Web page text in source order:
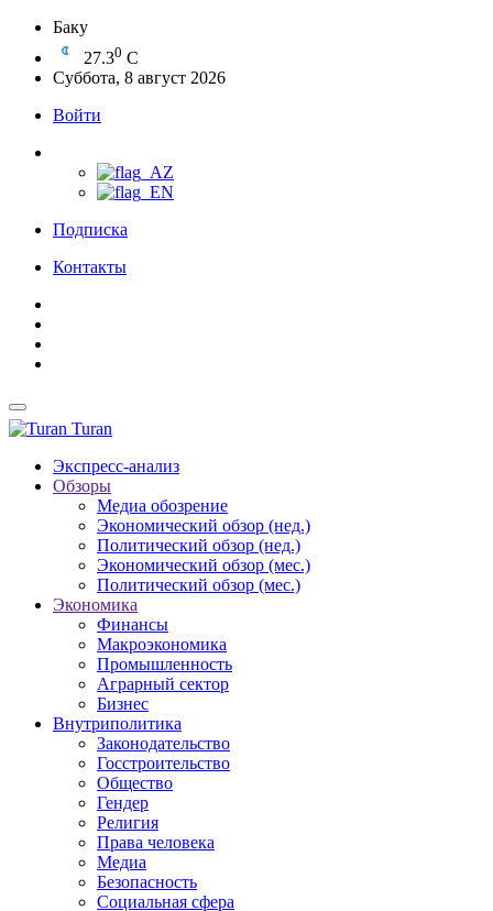
Баку
27.30 C
Суббота, 8 август 2026
Войти
Подписка
Контакты
Turan
Экспресс-анализ
Обзоры
Медиа обозрение
Экономический обзор (нед.)
Политический обзор (нед.)
Экономический обзор (мес.)
Политический обзор (мес.)
Экономика
Финансы
Макроэкономика
Промышленность
Аграрный сектор
Бизнес
Внутриполитика
Законодательство
Госстроительство
Общество
Гендер
Религия
Права человека
Медиа
Безопасность
Социальная сфера